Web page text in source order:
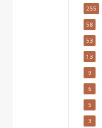
255
58
53
13
9
6
5
3